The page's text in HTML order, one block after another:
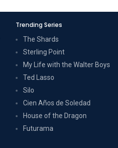
Trending Series
The Shards
Sterling Point
My Life with the Walter Boys
Ted Lasso
Silo
Cien Años de Soledad
House of the Dragon
Futurama